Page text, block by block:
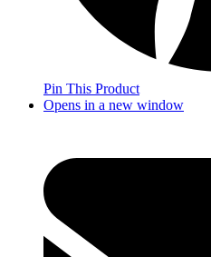
Pin This Product
Opens in a new window